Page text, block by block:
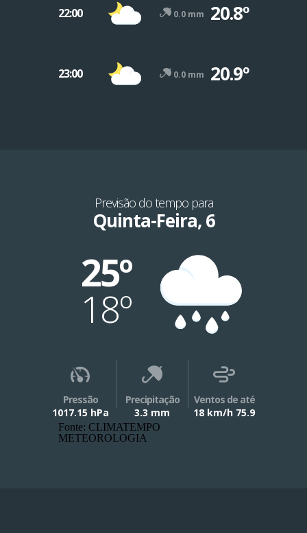
22:00 0.0 mm 20.8º
23:00 0.0 mm 20.9º
Previsão do tempo para
Quinta-Feira, 6
25º
18º
Pressão
1017.15 hPa
Precipitação
3.3 mm
Ventos de até
18 km/h 75.9
Fonte: CLIMATEMPO
METEOROLOGIA